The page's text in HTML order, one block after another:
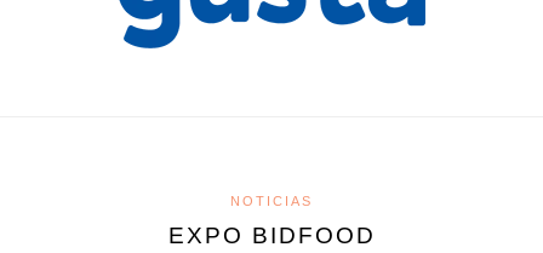
NOTICIAS
EXPO BIDFOOD